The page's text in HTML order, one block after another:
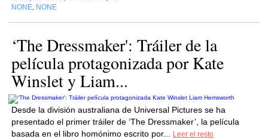
NONE NONE
‘The Dressmaker': Tráiler de la
película protagonizada por Kate
Winslet y Liam...
Desde la división australiana de Universal Pictures se ha
presentado el primer tráiler de ‘The Dressmaker’, la película
basada en el libro homónimo escrito por...
Leer el resto